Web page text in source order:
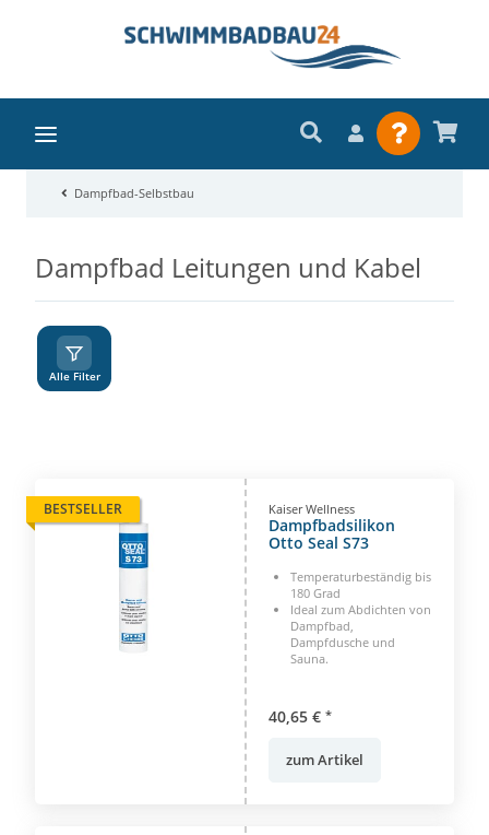
Dampfbad-Selbstbau
Dampfbad Leitungen und Kabel
A
Alle Filter
BESTSELLER Kaiser Wellness
Dampfbadsilikon
Otto Seal S73
Temperaturbeständig bis
180 Grad
Ideal zum Abdichten von
Dampfbad,
Dampfdusche und
Sauna.
40,65 € *
zum Artikel